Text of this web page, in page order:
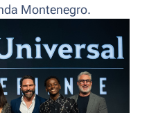
Montenegro.